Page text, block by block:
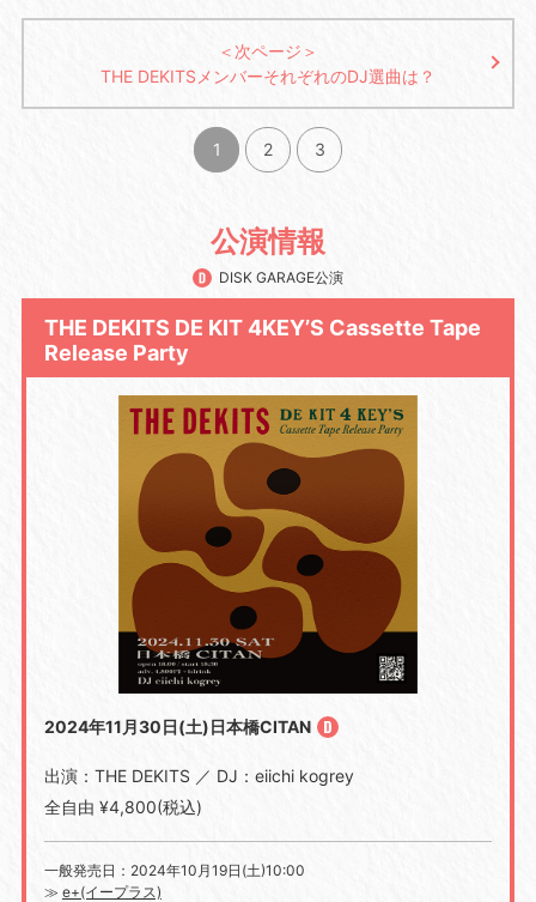
＜次ページ＞
THE DEKITSメンバーそれぞれのDJ選曲は？
1 2 3
公演情報
DISK GARAGE公演
THE DEKITS DE KIT 4KEY’S Cassette Tape
Release Party
2024年11月30日(土)日本橋CITAN
出演：THE DEKITS ／ DJ：eiichi kogrey
全自由 ¥4,800(税込)
一般発売日：2024年10月19日(土)10:00
≫ e+(イープラス)